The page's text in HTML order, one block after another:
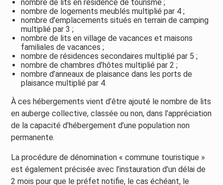
nombre de lits en résidence de tourisme ;
nombre de logements meublés multiplié par 4 ;
nombre d’emplacements situés en terrain de camping
multiplié par 3 ;
nombre de lits en village de vacances et maisons
familiales de vacances ;
nombre de résidences secondaires multiplié par 5 ;
nombre de chambres d’hôtes multiplié par 2 ;
nombre d’anneaux de plaisance dans les ports de
plaisance multiplié par 4.
À ces hébergements vient d’être ajouté le nombre de lits
en auberge collective, classée ou non, dans l’appréciation
de la capacité d’hébergement d’une population non
permanente.
La procédure de dénomination « commune touristique »
est également précisée avec l’instauration d’un délai de
2 mois pour que le préfet notifie, le cas échéant, le